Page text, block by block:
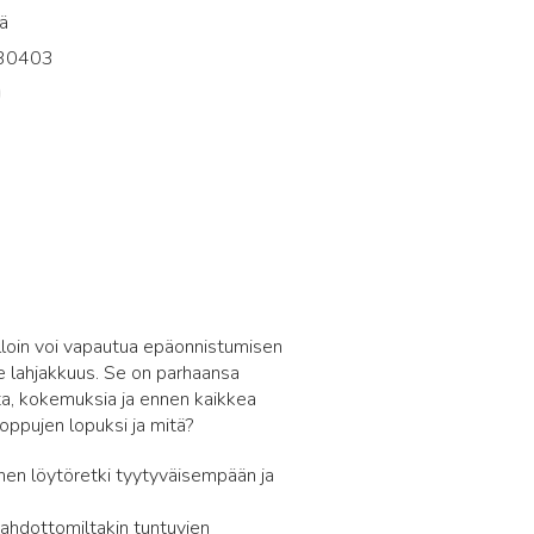
voi vapautua epäonnistumisen
Se on parhaansa
kokemuksia ja ennen kaikkea
lopuksi ja mitä?
löytöretki tyytyväisempään ja
tuntuvien